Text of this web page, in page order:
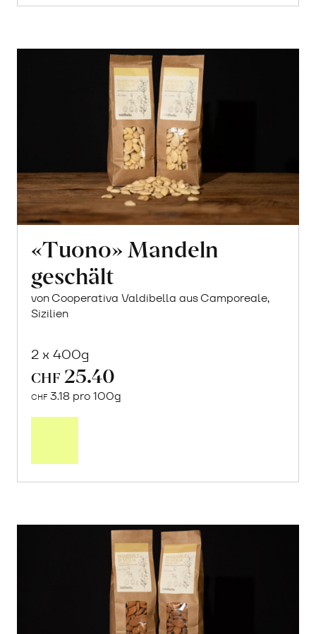
«Tuono» Mandeln
geschält
von Cooperativa Valdibella aus Camporeale,
Sizilien
2 x 400g
CHF 25.40
CHF 3.18 pro 100g